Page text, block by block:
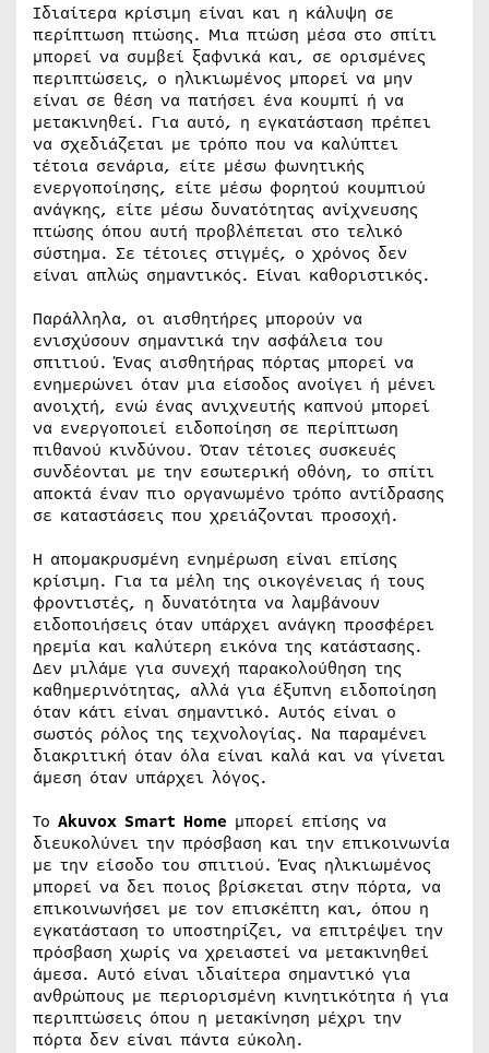
Ιδιαίτερα κρίσιμη είναι και η κάλυψη σε
περίπτωση πτώσης. Μια πτώση μέσα στο σπίτι
μπορεί να συμβεί ξαφνικά και, σε ορισμένες
περιπτώσεις, ο ηλικιωμένος μπορεί να μην
είναι σε θέση να πατήσει ένα κουμπί ή να
μετακινηθεί. Για αυτό, η εγκατάσταση πρέπει
να σχεδιάζεται με τρόπο που να καλύπτει
τέτοια σενάρια, είτε μέσω φωνητικής
ενεργοποίησης, είτε μέσω φορητού κουμπιού
ανάγκης, είτε μέσω δυνατότητας ανίχνευσης
πτώσης όπου αυτή προβλέπεται στο τελικό
σύστημα. Σε τέτοιες στιγμές, ο χρόνος δεν
είναι απλώς σημαντικός. Είναι καθοριστικός.
Παράλληλα, οι αισθητήρες μπορούν να
ενισχύσουν σημαντικά την ασφάλεια του
σπιτιού. Ένας αισθητήρας πόρτας μπορεί να
ενημερώνει όταν μια είσοδος ανοίγει ή μένει
ανοιχτή, ενώ ένας ανιχνευτής καπνού μπορεί
να ενεργοποιεί ειδοποίηση σε περίπτωση
πιθανού κινδύνου. Όταν τέτοιες συσκευές
συνδέονται με την εσωτερική οθόνη, το σπίτι
αποκτά έναν πιο οργανωμένο τρόπο αντίδρασης
σε καταστάσεις που χρειάζονται προσοχή.
Η απομακρυσμένη ενημέρωση είναι επίσης
κρίσιμη. Για τα μέλη της οικογένειας ή τους
φροντιστές, η δυνατότητα να λαμβάνουν
ειδοποιήσεις όταν υπάρχει ανάγκη προσφέρει
ηρεμία και καλύτερη εικόνα της κατάστασης.
Δεν μιλάμε για συνεχή παρακολούθηση της
καθημερινότητας, αλλά για έξυπνη ειδοποίηση
όταν κάτι είναι σημαντικό. Αυτός είναι ο
σωστός ρόλος της τεχνολογίας. Να παραμένει
διακριτική όταν όλα είναι καλά και να γίνεται
άμεση όταν υπάρχει λόγος.
Το Akuvox Smart Home μπορεί επίσης να
διευκολύνει την πρόσβαση και την επικοινωνία
με την είσοδο του σπιτιού. Ένας ηλικιωμένος
μπορεί να δει ποιος βρίσκεται στην πόρτα, να
επικοινωνήσει με τον επισκέπτη και, όπου η
εγκατάσταση το υποστηρίζει, να επιτρέψει την
πρόσβαση χωρίς να χρειαστεί να μετακινηθεί
άμεσα. Αυτό είναι ιδιαίτερα σημαντικό για
ανθρώπους με περιορισμένη κινητικότητα ή για
περιπτώσεις όπου η μετακίνηση μέχρι την
πόρτα δεν είναι πάντα εύκολη.